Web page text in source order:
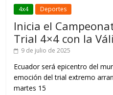
4x4 Deportes
Inicia el
Trial 4×4 con la
9 de julio de 2025
Ecuador será epicentro del
emoción del trial extremo
martes 15